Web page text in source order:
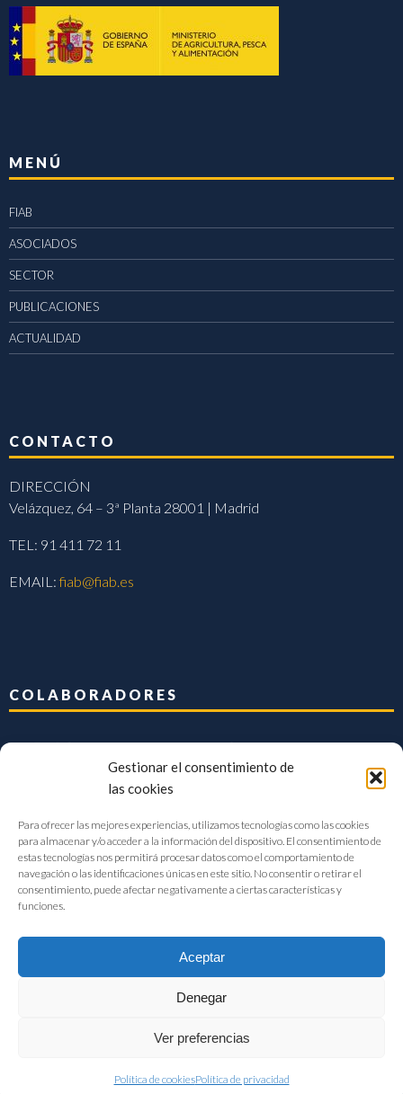
Gestionar el consentimiento de
las cookies
Para ofrecer las mejores experiencias, utilizamos tecnologías como las cookies
para almacenar y/o acceder a la información del dispositivo. El consentimiento de
estas tecnologías nos permitirá procesar datos como el comportamiento de
navegación o las identificaciones únicas en este sitio. No consentir o retirar el
consentimiento, puede afectar negativamente a ciertas características y
funciones.
Aceptar
Denegar
Ver preferencias
Política de cookiesPolítica de privacidad
MENÚ
FIAB
ASOCIADOS
SECTOR
PUBLICACIONES
ACTUALIDAD
CONTACTO
DIRECCIÓN
Velázquez, 64 – 3ª Planta 28001 | Madrid
TEL: 91 411 72 11
EMAIL:fiab@fiab.es
COLABORADORES
FIAB Federación Española de Industrias de la Alimentación y Bebidas